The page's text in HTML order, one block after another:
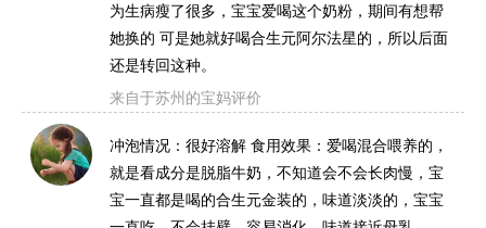
为生病瘦了很多，宝宝爱喝这个奶粉，期间有想帮
她换的 可是她就好喝合生元阿尔法星的，所以后面
还是转回这种。
来自于苏州的宝妈评价
冲泡情况：很好溶解 食用效果：爱喝混合喂养的，
就是看成分是脱脂牛奶，不知道会不会长肉慢，宝
宝一直都是喝的合生元金装的，味道淡淡的，宝宝